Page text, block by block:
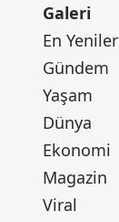
Galeri
En Yeniler
Gündem
Yaşam
Dünya
Ekonomi
Magazin
Viral